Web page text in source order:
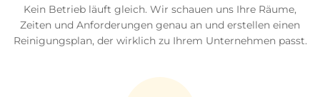
Kein Betrieb läuft gleich. Wir schauen uns Ihre Räume,
Zeiten und Anforderungen genau an und erstellen einen
Reinigungsplan, der wirklich zu Ihrem Unternehmen passt.